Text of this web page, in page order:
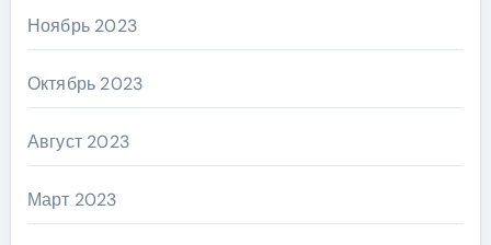
Ноябрь 2023
Октябрь 2023
Август 2023
Март 2023